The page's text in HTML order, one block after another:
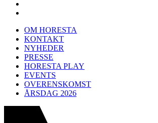
OM HORESTA
KONTAKT
NYHEDER
PRESSE
HORESTA PLAY
EVENTS
OVERENSKOMST
ÅRSDAG 2026